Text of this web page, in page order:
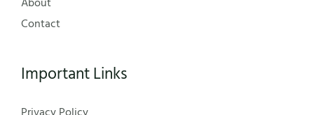
Contact
Important Links